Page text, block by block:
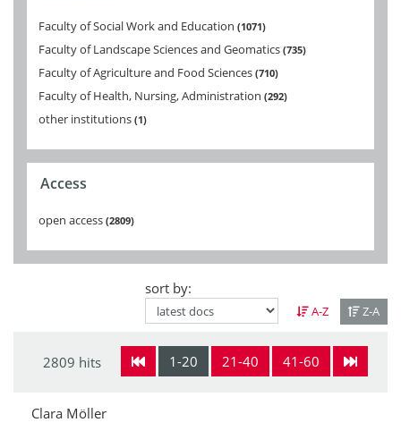
Faculty of Social Work and Education 1071
Faculty of Landscape Sciences and Geomatics 735
Faculty of Agriculture and Food Sciences 710
Faculty of Health, Nursing, Administration 292
other institutions 1
Access
open access 2809
sort by:
A-Z Z-A
1-20 21-40 41-60
2809 hits
Clara Möller